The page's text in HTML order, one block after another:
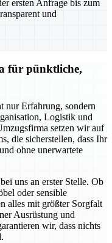
ersten Anfrage bis zum
und
für pünktliche,
nur Erfahrung, sondern
Logistik und
setzen wir auf
die sicherstellen, dass Ihr
ohne unerwartete
uns an erster Stelle. Ob
oder sensible
alles mit größter Sorgfalt
Ausrüstung und
wir, dass nichts